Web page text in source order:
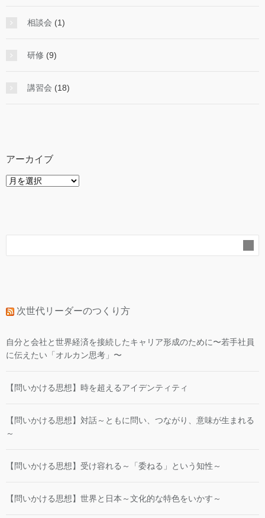
相談会 (1)
研修 (9)
講習会 (18)
アーカイブ
ア
次世代リーダーのつくり方
自分と会社と世界経済を接続したキャリア形成のために〜若手社員
に伝えたい「オルカン思考」〜
【問いかける思想】時を超えるアイデンティティ
【問いかける思想】対話～ともに問い、つながり、意味が生まれる
～
【問いかける思想】受け容れる～「委ねる」という知性～
【問いかける思想】世界と日本～文化的な特色をいかす～